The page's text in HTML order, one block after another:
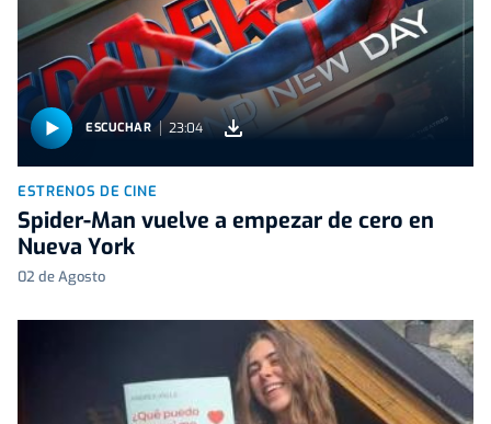
ESCUCHAR 23:04
ESTRENOS DE CINE
Spider-Man vuelve a empezar de cero en
Nueva York
02 de Agosto